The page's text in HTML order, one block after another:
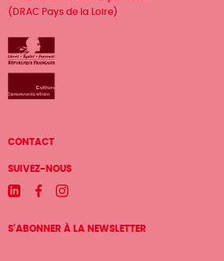
(DRAC Pays de la Loire)
Menu
Pied
de
page
CONTACT
SUIVEZ-NOUS
LinkedinFacebookInstagram
S'ABONNER À LA NEWSLETTER